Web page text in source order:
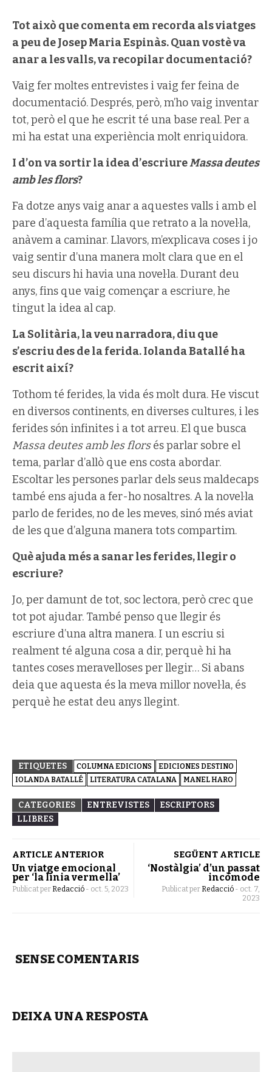
Tot això que comenta em recorda als viatges
a peu de Josep Maria Espinàs. Quan vostè va
anar a les valls, va recopilar documentació?
Vaig fer moltes entrevistes i vaig fer feina de
documentació. Després, però, m’ho vaig inventar
tot, però el que he escrit té una base real. Per a
mi ha estat una experiència molt enriquidora.
I d’on va sortir la idea d’escriureMassa deutes
amb les flors?
Fa dotze anys vaig anar a aquestes valls i amb el
pare d’aquesta família que retrato a la novel·la,
anàvem a caminar. Llavors, m’explicava coses i jo
vaig sentir d’una manera molt clara que en el
seu discurs hi havia una novel·la. Durant deu
anys, fins que vaig començar a escriure, he
tingut la idea al cap.
La Solitària, la veu narradora, diu que
s’escriu des de la ferida. Iolanda Batallé ha
escrit així?
Tothom té ferides, la vida és molt dura. He viscut
en diversos continents, en diverses cultures, i les
ferides són infinites i a tot arreu. El que busca
Massa deutes amb les florsés parlar sobre el
tema, parlar d’allò que ens costa abordar.
Escoltar les persones parlar dels seus maldecaps
també ens ajuda a fer-ho nosaltres. A la novel·la
parlo de ferides, no de les meves, sinó més aviat
de les que d’alguna manera tots compartim.
Què ajuda més a sanar les ferides, llegir o
escriure?
Jo, per damunt de tot, soc lectora, però crec que
tot pot ajudar. També penso que llegir és
escriure d’una altra manera. I un escriu si
realment té alguna cosa a dir, perquè hi ha
tantes coses meravelloses per llegir… Si abans
deia que aquesta és la meva millor novel·la, és
perquè he estat deu anys llegint.
ETIQUETES COLUMNA EDICIONS
EDICIONES DESTINO
IOLANDA BATALLÉ
LITERATURA CATALANA MANEL HARO
CATEGORIES ENTREVISTES
ESCRIPTORS
LLIBRES
ARTICLE ANTERIOR
Un viatge emocional
per ‘la línia vermella’
Publicat per Redacció - oct. 5, 2023
SEGÜENT ARTICLE
‘Nostàlgia’ d’un passat
incòmode
Publicat per Redacció - oct. 7,
2023
SENSE COMENTARIS
DEIXA UNA RESPOSTA